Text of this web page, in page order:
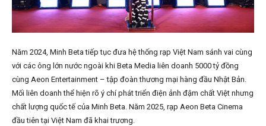
Năm 2024, Minh Beta tiếp tục đưa hệ thống rạp Việt Nam sánh vai cùng
với các ông lớn nước ngoài khi Beta Media liên doanh 5000 tỷ đồng
cùng Aeon Entertainment – tập đoàn thương mại hàng đầu Nhật Bản.
Mối liên doanh thể hiện rõ ý chí phát triển điện ảnh đậm chất Việt nhưng
chất lượng quốc tế của Minh Beta. Năm 2025, rạp Aeon Beta Cinema
đầu tiên tại Việt Nam đã khai trương.